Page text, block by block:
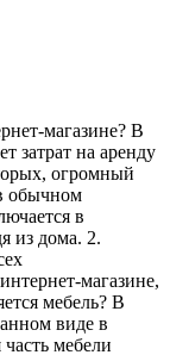
магазине? В
затрат на аренду
огромный
обычном
в
из дома. 2.
магазине,
мебель? В
виде в
мебели